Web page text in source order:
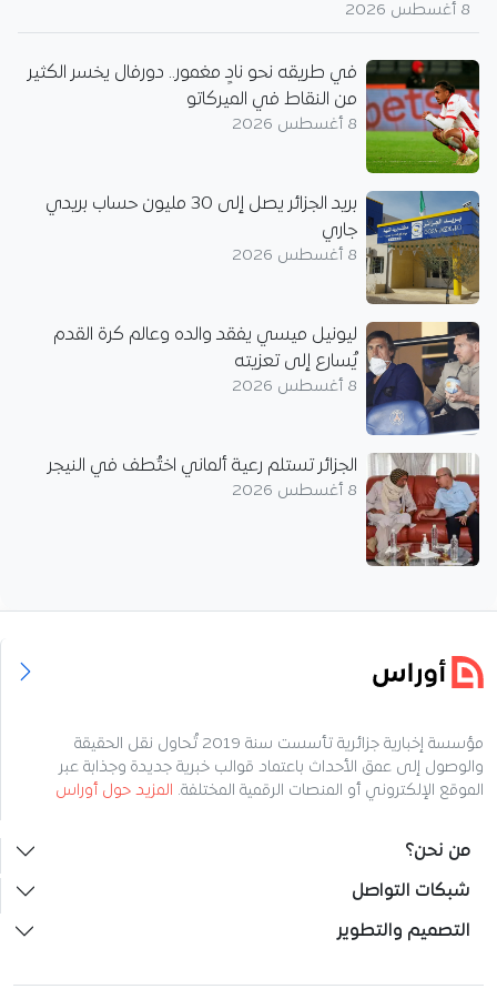
8 أغسطس 2026
في طريقه نحو نادٍ مغمور.. دورفال يخسر الكثير
من النقاط في الميركاتو
8 أغسطس 2026
بريد الجزائر يصل إلى 30 مليون حساب بريدي
جاري
8 أغسطس 2026
ليونيل ميسي يفقد والده وعالم كرة القدم
يُسارع إلى تعزيته
8 أغسطس 2026
الجزائر تستلم رعية ألماني اختُطف في النيجر
8 أغسطس 2026
مؤسسة إخبارية جزائرية تأسست سنة 2019 تُحاول نقل الحقيقة
والوصول إلى عمق الأحداث باعتماد قوالب خبرية جديدة وجذابة عبر
الموقع الإلكتروني أو المنصات الرقمية المختلفة. المزيد حول أوراس
من نحن؟
شبكات التواصل
التصميم والتطوير